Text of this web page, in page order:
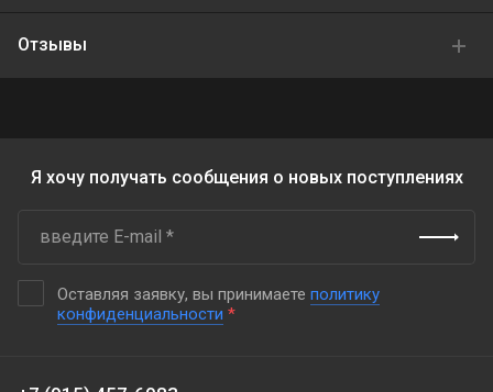
Отзывы
Я хочу получать сообщения о новых поступлениях
Оставляя заявку, вы принимаете политику
конфиденциальности *